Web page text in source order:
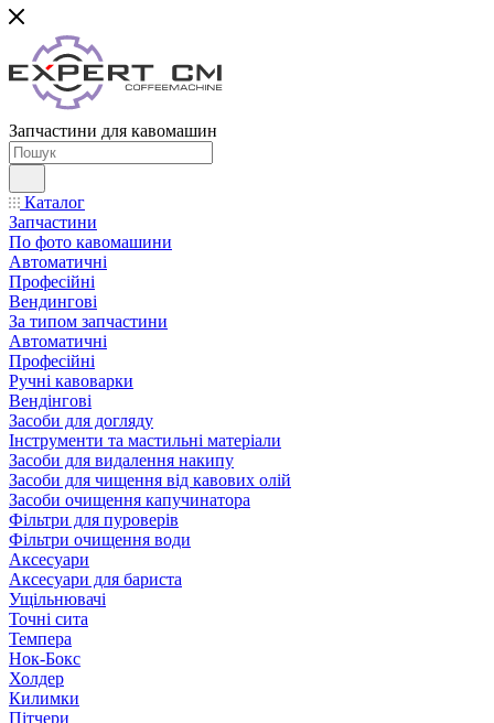
Запчастини для кавомашин
Каталог
Запчастини
По фото кавомашини
Автоматичні
Професійні
Вендингові
За типом запчастини
Автоматичні
Професійні
Ручні кавоварки
Вендінгові
Засоби для догляду
Інструменти та мастильні матеріали
Засоби для видалення накипу
Засоби для чищення від кавових олій
Засоби очищення капучинатора
Фільтри для пуроверів
Фільтри очищення води
Аксесуари
Аксесуари для бариста
Ущільнювачі
Точні сита
Темпера
Нок-Бокс
Холдер
Килимки
Пітчери